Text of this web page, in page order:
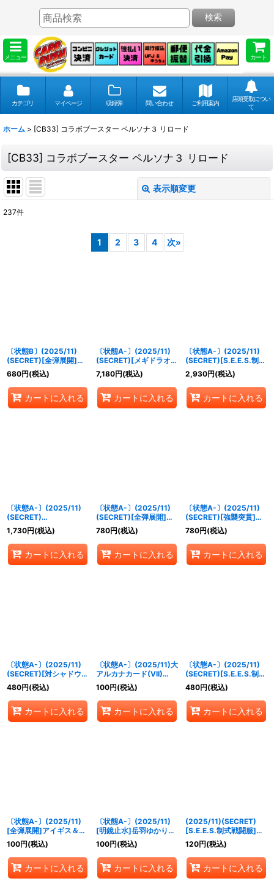
メニュー カート
検索
カテゴリ マイページ 収録弾 問い合わせ ご利用案内
店頭受取につい
て
ホーム > [CB33] コラボブースター ペルソナ３ リロード
[CB33] コラボブースター ペルソナ３ リロード
表示順変更
237件
1 2 3 4 次»
〔状態B〕(2025/11)
(SECRET)[全弾展開]ア
イギス＆アテナ【X-
SEC】{CB33-X07}
《多》
680円(税込)
カートに入れる
〔状態A-〕(2025/11)
(SECRET)[メギドラオン
でございます]エリザベ
ス【XX-SEC】{CB33-
XX02}《青》
7,180円(税込)
カートに入れる
〔状態A-〕(2025/11)
(SECRET)[S.E.E.S.制式
戦闘服]アイギス【契約
X-SEC】{CB33-CX01}
《青》
2,930円(税込)
カートに入れる
〔状態A-〕(2025/11)
(SECRET)
[MementoMori]主人公
＆タナトス【X-SEC】
{CB33-X01}《多》
1,730円(税込)
カートに入れる
〔状態A-〕(2025/11)
(SECRET)[全弾展開]ア
イギス＆アテナ【X-
SEC】{CB33-X07}
《多》
780円(税込)
カートに入れる
〔状態A-〕(2025/11)
(SECRET)[強襲突貫]メ
ティス＆プシュケイ【X-
SEC】{CB33-X08}
《青》
780円(税込)
カートに入れる
〔状態A-〕(2025/11)
(SECRET)[対シャドウ特
別制圧兵装]アイギス
【M-SEC】{CB33-
025}《青》
480円(税込)
カートに入れる
〔状態A-〕(2025/11)大
アルカナカード(VII)
【CP】{CB33-CP01}
《青》
100円(税込)
カートに入れる
〔状態A-〕(2025/11)
(SECRET)[S.E.E.S.制式
戦闘服]コロマル【R-
SEC】{CB33-020}
《青》
480円(税込)
カートに入れる
〔状態A-〕(2025/11)
[全弾展開]アイギス＆ア
テナ【X】{CB33-X07}
《多》
100円(税込)
カートに入れる
〔状態A-〕(2025/11)
[明鏡止水]岳羽ゆかり＆
イシス【X】{CB33-
X02}《多》
100円(税込)
カートに入れる
(2025/11)(SECRET)
[S.E.E.S.制式戦闘服]伊
織順平[2]【M-SEC】
{CB33-007}《青》
120円(税込)
カートに入れる